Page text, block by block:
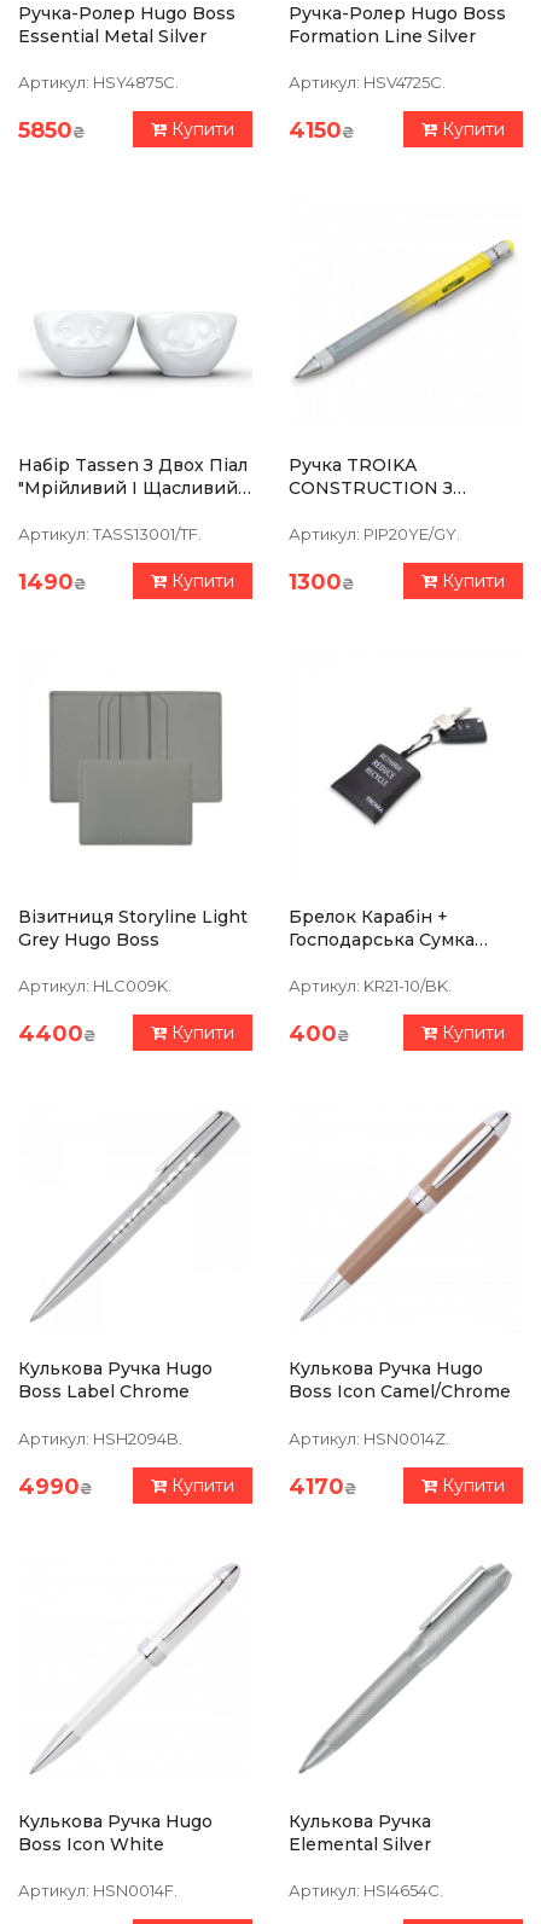
Ручка-Ролер Hugo Boss
Essential Metal Silver
Артикул: HSY4875C.
5850₴ Купити
Ручка-Ролер Hugo Boss
Formation Line Silver
Артикул: HSV4725C.
4150₴ Купити
Набір Tassen З Двох Піал
"Мрійливий І Щасливий"
Артикул: TASS13001/TF.
1490₴ Купити
Ручка TROIKA
CONSTRUCTION З
Плоскою/
Викруткою Та Рівнем,
Артикул: PIP20YE/GY.
1300₴ Купити
Візитниця Storyline Light
Grey Hugo Boss
Артикул: HLC009K.
4400₴ Купити
Брелок Карабін +
Господарська Сумка
Артикул: KR21-10/BK.
400₴ Купити
Кулькова Ручка Hugo
Boss Label Chrome
Артикул: HSH2094B.
4990₴ Купити
Кулькова Ручка Hugo
Boss Icon Camel/Chrome
Артикул: HSN0014Z.
4170₴ Купити
Кулькова Ручка Hugo
Boss Icon White
Артикул: HSN0014F.
Кулькова Ручка
Elemental Silver
Артикул: HSI4654C.